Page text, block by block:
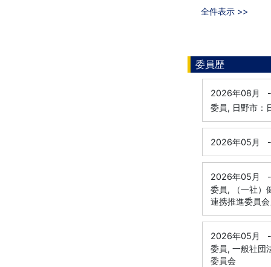
全件表示 >>
委員歴
2026年08月
-
委員, 日野市：
2026年05月 -
2026年05月
-
委員, （一社）
連携推進委員
2026年05月
-
委員, 一般社団
委員会